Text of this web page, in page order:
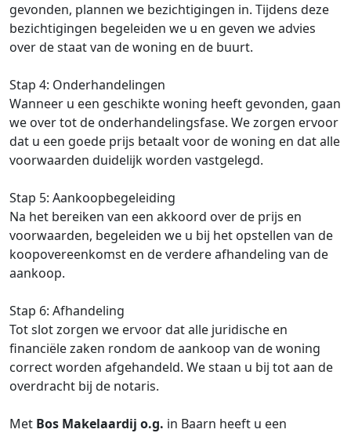
gevonden, plannen we bezichtigingen in. Tijdens deze
bezichtigingen begeleiden we u en geven we advies
over de staat van de woning en de buurt.
Stap 4: Onderhandelingen
Wanneer u een geschikte woning heeft gevonden, gaan
we over tot de onderhandelingsfase. We zorgen ervoor
dat u een goede prijs betaalt voor de woning en dat alle
voorwaarden duidelijk worden vastgelegd.
Stap 5: Aankoopbegeleiding
Na het bereiken van een akkoord over de prijs en
voorwaarden, begeleiden we u bij het opstellen van de
koopovereenkomst en de verdere afhandeling van de
aankoop.
Stap 6: Afhandeling
Tot slot zorgen we ervoor dat alle juridische en
financiële zaken rondom de aankoop van de woning
correct worden afgehandeld. We staan u bij tot aan de
overdracht bij de notaris.
Met Bos Makelaardij o.g. in Baarn heeft u een